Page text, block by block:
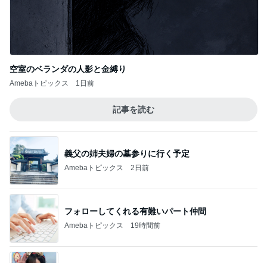
空室のベランダの人影と金縛り
Amebaトピックス 1日前
記事を読む
義父の姉夫婦の墓参りに行く予定
Amebaトピックス 2日前
フォローしてくれる有難いパート仲間
Amebaトピックス 19時間前